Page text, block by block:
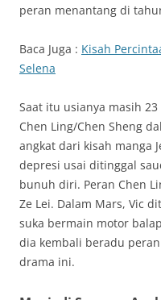
peran menantang di
Baca Juga : Kisah
Selena
Saat itu usianya masih
Chen Ling/Chen Sheng
angkat dari kisah manga
depresi usai ditinggal
bunuh diri. Peran Chen
Ze Lei. Dalam Mars, Vic
suka bermain motor
dia kembali beradu
drama ini.